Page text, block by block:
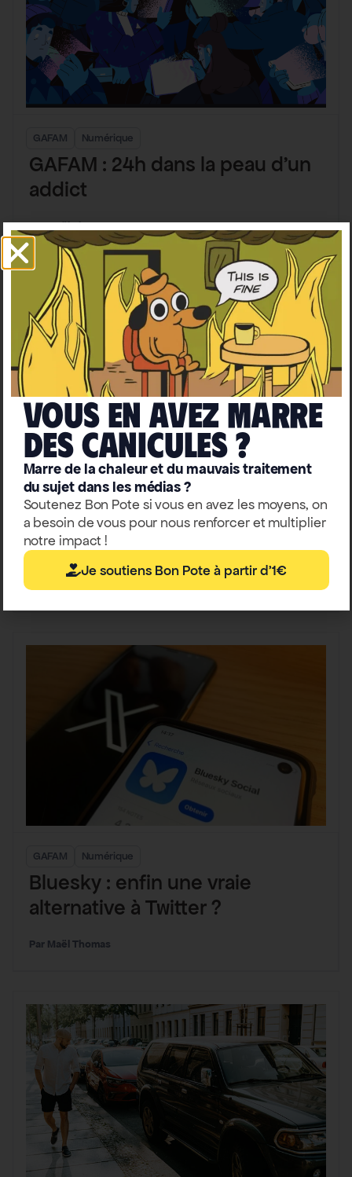
GAFAM Numérique
GAFAM : 24h dans la peau d’un
addict
Maël Thomas
Démocratie GAFAM
Comment Trump peut mettre la
France à genoux en 24h
GAFAM Numérique
Bluesky : enfin une vraie
alternative à Twitter ?
Maël Thomas
Vous en avez marre
deS caniculeS ?
Marre de la chaleur et du mauvais traitement
du sujet dans les médias ?
Soutenez Bon Pote si vous en avez les moyens, on
a besoin de vous pour nous renforcer et multiplier
notre impact !
Je soutiens Bon Pote à partir d'1€